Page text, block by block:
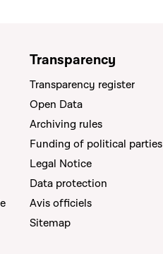
Transparency
Transparency register
Open Data
Archiving rules
Funding of political parties
Legal Notice
Data protection
Avis officiels
Sitemap